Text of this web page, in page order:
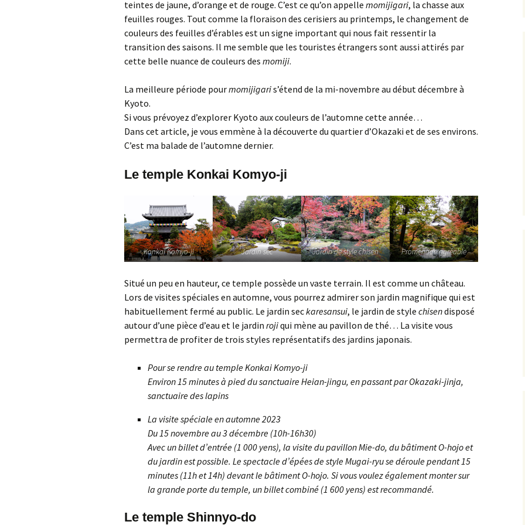
teintes de jaune, d’orange et de rouge. C’est ce qu’on appelle momijigari, la chasse aux
feuilles rouges. Tout comme la floraison des cerisiers au printemps, le changement de
couleurs des feuilles d’érables est un signe important qui nous fait ressentir la
transition des saisons. Il me semble que les touristes étrangers sont aussi attirés par
cette belle nuance de couleurs des momiji.
La meilleure période pourmomijigaris’étend de la mi-novembre au début décembre à
Kyoto.
Si vous prévoyez d’explorer Kyoto aux couleurs de l’automne cette année…
Dans cet article, je vous emmène à la découverte du quartier d’Okazaki et de ses environs.
C’est ma balade de l’automne dernier.
Le temple Konkai Komyo-ji
Konkai Komyo-ji Jardin sec Jardin de style chisen Promenade agréable
Situé un peu en hauteur, ce temple possède un vaste terrain. Il est comme un château.
Lors de visites spéciales en automne, vous pourrez admirer son jardin magnifique qui est
habituellement fermé au public. Le jardin seckaresansui, le jardin de style chisendisposé
autour d’une pièce d’eau et le jardin rojiqui mène au pavillon de thé… La visite vous
permettra de profiter de trois styles représentatifs des jardins japonais.
Pour se rendre au temple Konkai Komyo-ji
Environ 15 minutes à pied du sanctuaire Heian-jingu, en passant par Okazaki-jinja,
sanctuaire des lapins
La visite spéciale en automne 2023
Du 15 novembre au 3 décembre (10h-16h30)
Avec un billet d’entrée (1 000 yens), la visite du pavillon Mie-do, du bâtiment O-hojo et
du jardin est possible. Le spectacle d’épées de style Mugai-ryu se déroule pendant 15
minutes (11h et 14h) devant le bâtiment O-hojo. Si vous voulez également monter sur
la grande porte du temple, un billet combiné (1 600 yens) est recommandé.
Le temple Shinnyo-do